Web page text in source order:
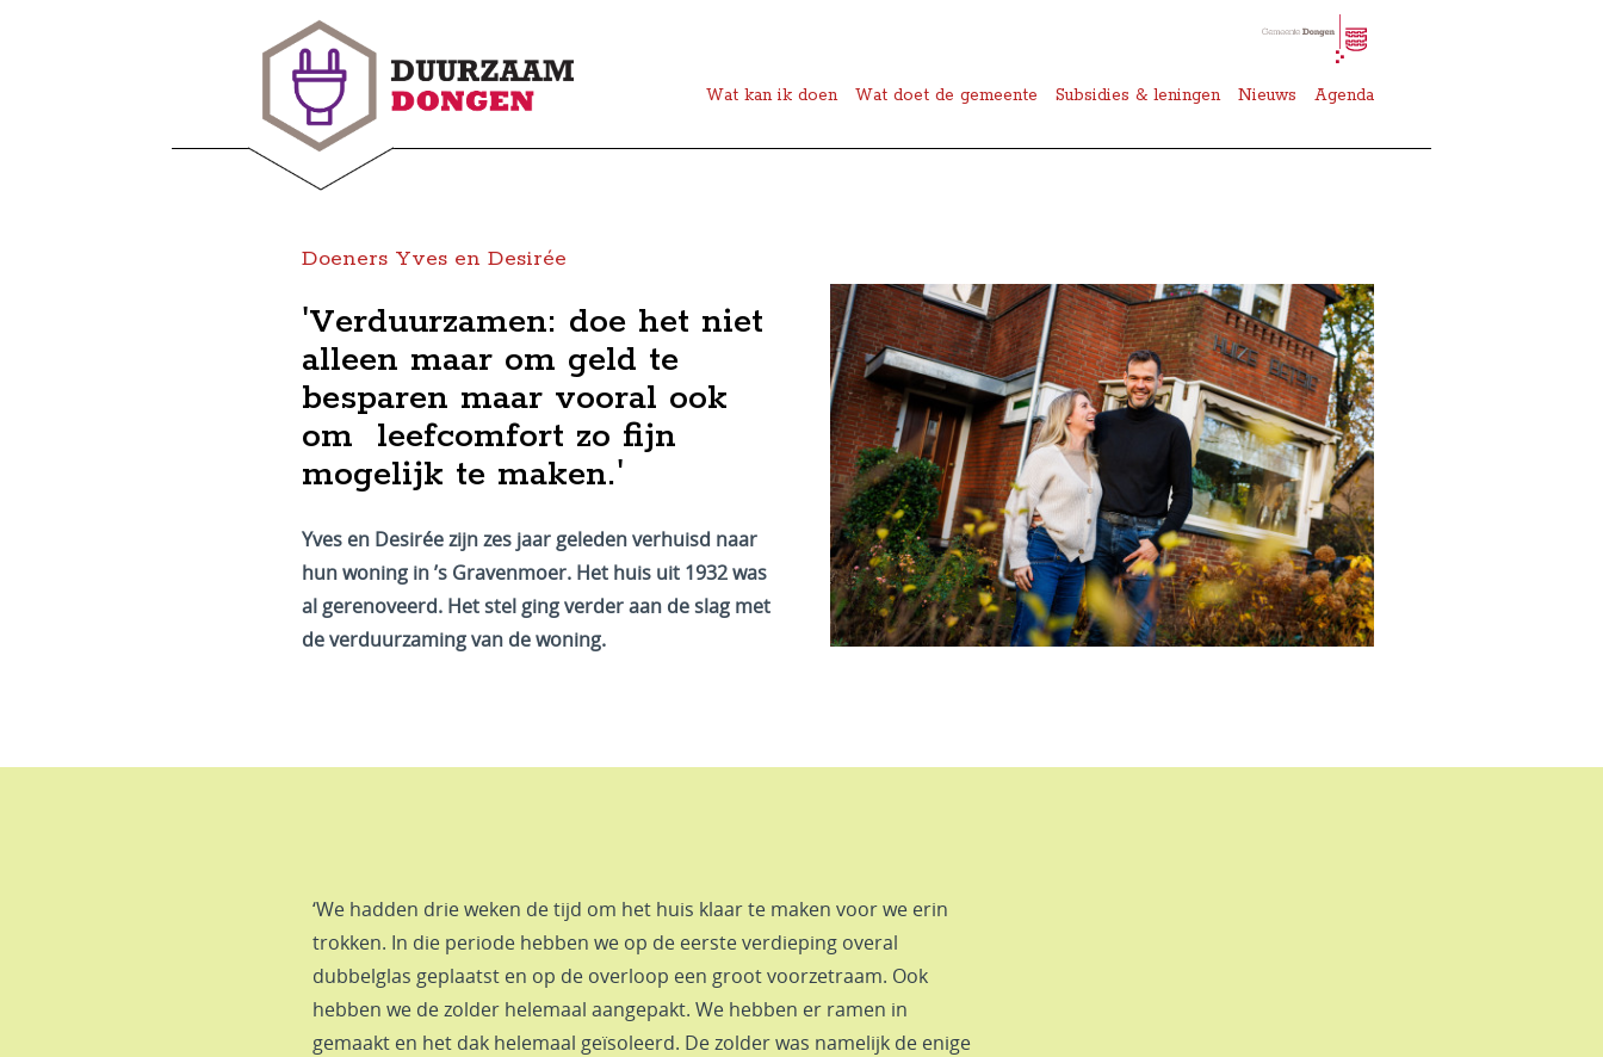
Wat kan ik doen Wat doet de gemeente Subsidies & leningen Nieuws Agenda
Doeners Yves en Desirée
'Verduurzamen: doe het niet
alleen maar om geld te
besparen maar vooral ook
om leefcomfort zo fijn
mogelijk te maken.'
Yves en Desirée zijn zes jaar geleden verhuisd naar
hun woning in ’s Gravenmoer. Het huis uit 1932 was
al gerenoveerd. Het stel ging verder aan de slag met
de verduurzaming van de woning.
‘We hadden drie weken de tijd om het huis klaar te maken voor we erin
trokken. In die periode hebben we op de eerste verdieping overal
dubbelglas geplaatst en op de overloop een groot voorzetraam. Ook
hebben we de zolder helemaal aangepakt. We hebben er ramen in
gemaakt en het dak helemaal geïsoleerd. De zolder was namelijk de enige